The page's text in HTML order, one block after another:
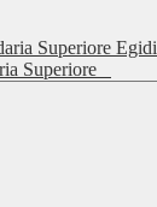
Superiore